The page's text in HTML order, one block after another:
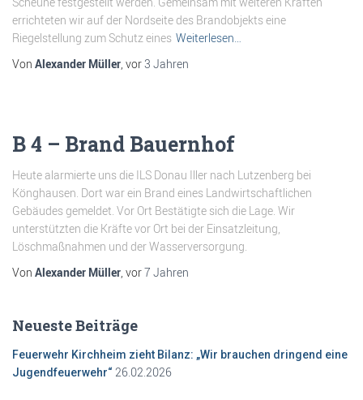
errichteten wir auf der Nordseite des Brandobjekts eine
Riegelstellung zum Schutz eines Weiterlesen…
Von Alexander Müller , vor3 Jahren
B 4 – Brand Bauernhof
Heute alarmierte uns die ILS Donau Iller nach Lutzenberg bei
Könghausen. Dort war ein Brand eines Landwirtschaftlichen
Gebäudes gemeldet. Vor Ort Bestätigte sich die Lage. Wir
unterstützten die Kräfte vor Ort bei der Einsatzleitung,
Löschmaßnahmen und der Wasserversorgung.
Von Alexander Müller , vor7 Jahren
Neueste Beiträge
Feuerwehr Kirchheim zieht Bilanz: „Wir brauchen dringend eine
Jugendfeuerwehr“ 26.02.2026